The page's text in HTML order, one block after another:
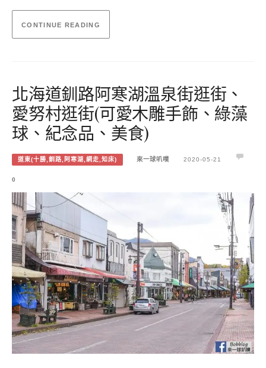
CONTINUE READING
北海道釧路阿寒湖溫泉街逛街、
愛努村逛街(可愛木雕手飾、綠藻
球、紀念品、美食)
道東(十勝,釧路,阿寒湖,網走,知床) 來一球叭噗 2020-05-21
0